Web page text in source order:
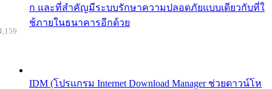
ก และที่สำคัญมีระบบรักษาความปลอดภัยแบบเดียวกับที่ใ
ช้ภายในธนาคารอีกด้วย
IDM (โปรแกรม Internet Download Manager ช่วยดาวน์โห